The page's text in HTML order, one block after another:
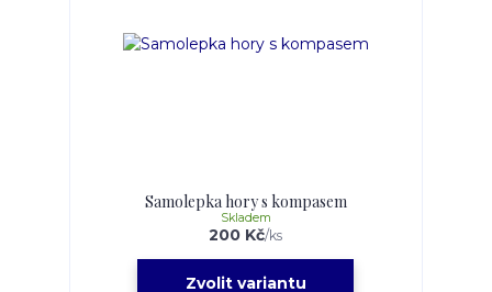
Samolepka hory s kompasem
200 Kč/ks
Skladem
Zvolit variantu